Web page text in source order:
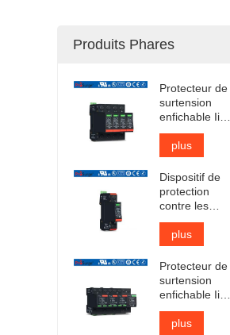
Produits Phares
Protecteur de
surtension
enfichable Iimp
12,5 kA certifié
TUVplus
Dispositif de
protection
contre les
surtensions CA
de type 1 + 2
certifié TUV
plus
Protecteur de
surtension
enfichable Iimp
25kA certifié
TUVplus